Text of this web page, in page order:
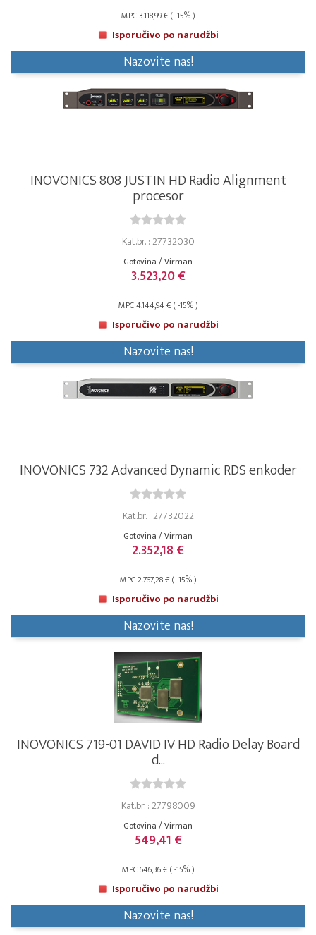
MPC 3.118,99 € ( -15% )
Isporučivo po narudžbi
Nazovite nas!
INOVONICS 808 JUSTIN HD Radio Alignment
procesor
Kat.br. : 27732030
Gotovina / Virman
3.523,20 €
MPC 4.144,94 € ( -15% )
Isporučivo po narudžbi
Nazovite nas!
INOVONICS 732 Advanced Dynamic RDS enkoder
Kat.br. : 27732022
Gotovina / Virman
2.352,18 €
MPC 2.767,28 € ( -15% )
Isporučivo po narudžbi
Nazovite nas!
INOVONICS 719-01 DAVID IV HD Radio Delay Board
d...
Kat.br. : 27798009
Gotovina / Virman
549,41 €
MPC 646,36 € ( -15% )
Isporučivo po narudžbi
Nazovite nas!